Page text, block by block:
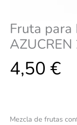
Fruta
4,50 €
Mezcla de frutas